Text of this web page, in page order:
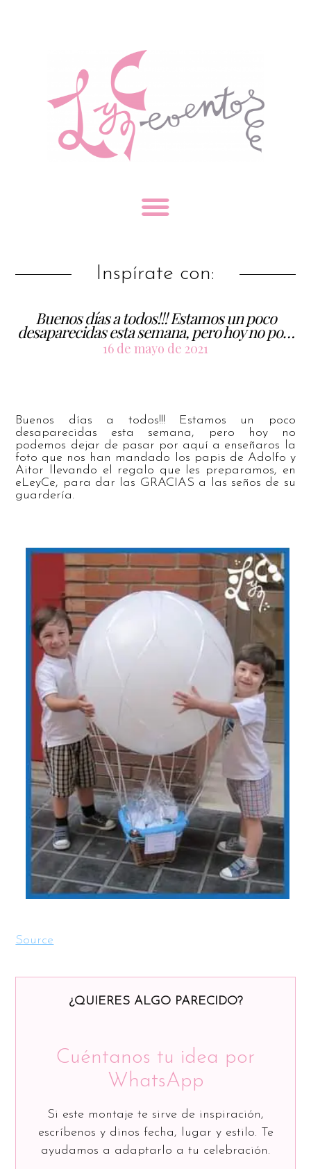
Inspírate con:
Buenos días a todos!!! Estamos un poco
desaparecidas esta semana, pero hoy no po…
16 de mayo de 2021
Buenos días a todos!!! Estamos un poco
desaparecidas esta semana, pero hoy no
podemos dejar de pasar por aquí a enseñaros la
foto que nos han mandado los papis de Adolfo y
Aitor llevando el regalo que les preparamos, en
eLeyCe, para dar las GRACIAS a las seños de su
guardería.
Source
¿QUIERES ALGO PARECIDO?
Cuéntanos tu idea por
WhatsApp
Si este montaje te sirve de inspiración,
escríbenos y dinos fecha, lugar y estilo. Te
ayudamos a adaptarlo a tu celebración.